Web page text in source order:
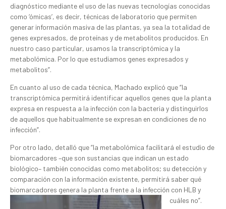
diagnóstico mediante el uso de las nuevas tecnologías conocidas
como ‘ómicas’, es decir, técnicas de laboratorio que permiten
generar información masiva de las plantas, ya sea la totalidad de
genes expresados, de proteínas y de metabolitos producidos. En
nuestro caso particular, usamos la transcriptómica y la
metabolómica. Por lo que estudiamos genes expresados y
metabolitos”.
En cuanto al uso de cada técnica, Machado explicó que “la
transcriptómica permitirá identificar aquellos genes que la planta
expresa en respuesta a la infección con la bacteria y distinguirlos
de aquellos que habitualmente se expresan en condiciones de no
infección”.
Por otro lado, detalló que “la metabolómica facilitará el estudio de
biomarcadores –que son sustancias que indican un estado
biológico– también conocidas como metabolitos; su detección y
comparación con la información existente, permitirá saber qué
biomarcadores genera la planta frente a la infección con HLB y
cuáles no”.